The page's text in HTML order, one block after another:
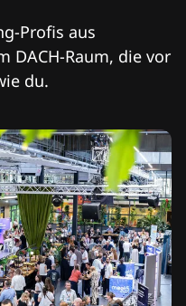
Profis aus
DACH-Raum, die vor
du.